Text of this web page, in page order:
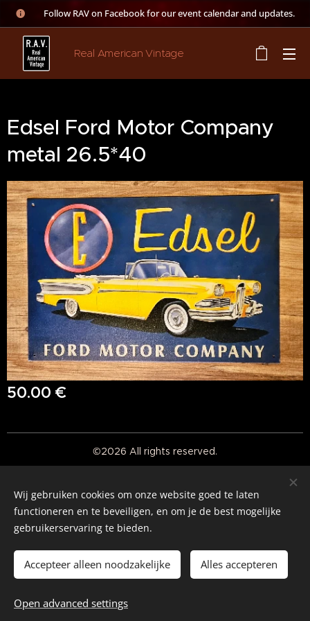
👉 Follow RAV on Facebook for our event calendar and updates.
Real American Vintage
Edsel Ford Motor Company
metal 26.5*40
50.00 €
©2026 All rights reserved.
Cookies
Languages
Nederlands
English
Wij gebruiken cookies om onze website goed te laten
functioneren en te beveiligen, en om je de best mogelijke
gebruikerservaring te bieden.
Accepteer alleen noodzakelijke Alles accepteren
Open advanced settings